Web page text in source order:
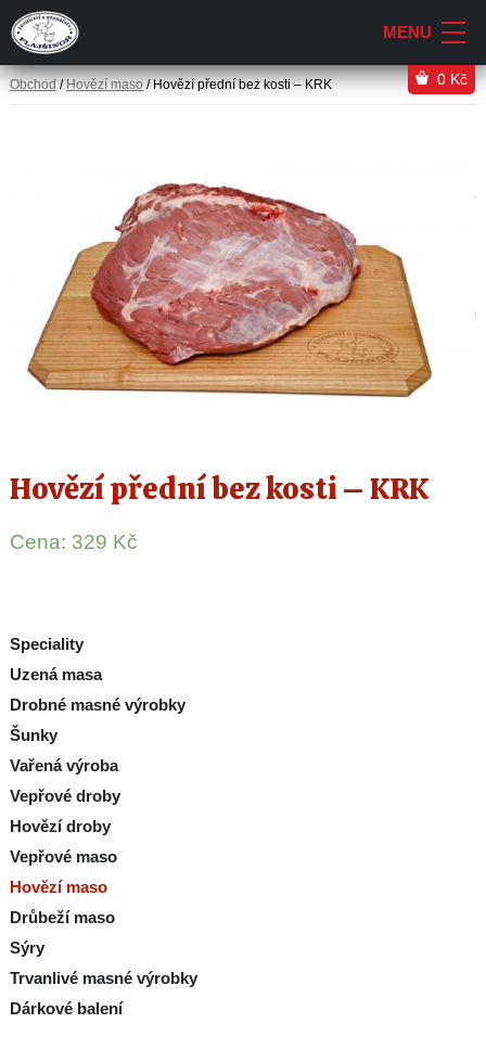
0 Kč
Speciality
Uzená masa
Drobné masné výrobky
Šunky
Vařená výroba
Vepřové droby
Hovězí droby
Vepřové maso
Hovězí maso
Drůbeží maso
Sýry
Trvanlivé masné výrobky
Dárkové balení
Obchod/Hovězí maso/ Hovězí přední bez kosti – KRK
Hovězí přední bez kosti – KRK
Cena: 329 Kč